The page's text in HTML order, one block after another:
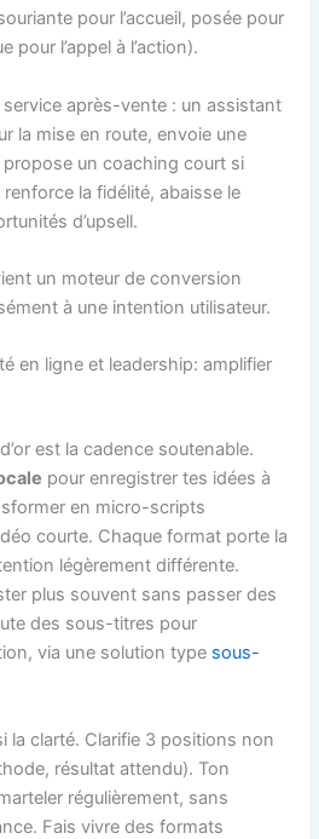
pour l’accueil, posée pour
pour l’appel à l’action).
après-vente : un assistant
la mise en route, envoie une
un coaching court si
la fidélité, abaisse le
d’upsell.
un moteur de conversion
à une intention utilisateur.
en ligne et leadership: amplifier
est la cadence soutenable.
pour enregistrer tes idées à
en micro-scripts
courte. Chaque format porte la
légèrement différente.
plus souvent sans passer des
des sous-titres pour
via une solution type sous-
la clarté. Clarifie 3 positions non
résultat attendu). Ton
régulièrement, sans
Fais vivre des formats